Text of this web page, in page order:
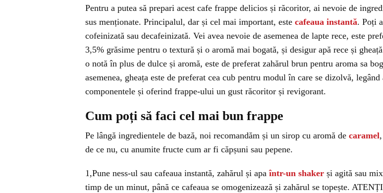
Pentru a putea să prepari acest cafe frappe delicios și răcoritor, ai nevoie de
sus menționate. Principalul, dar și cel mai important, este cafeaua instantă. Poți
cofeinizată sau decafeinizată. Vei avea nevoie de asemenea de lapte rece, este
3,5% grăsime pentru o textură și o aromă mai bogată, și desigur apă rece și
o notă în plus de dulce și aromă, este de preferat zahărul brun pentru aroma sa
asemenea, gheața este de preferat cea cub pentru modul în care se dizolvă, legând
componentele și oferind frappe-ului un gust răcoritor și revigorant.
Cum poți să faci cel mai bun frappe
Pe lângă ingredientele de bază, noi recomandăm și un sirop cu aromă de caramel
de ce nu, cu anumite fructe cum ar fi căpșuni sau pepene.
1,Pune ness-ul sau cafeaua instantă, zahărul și apaîntr-un shaker și agită sau
timp de un minut, până ce cafeaua se omogenizează și zahărul se topește.